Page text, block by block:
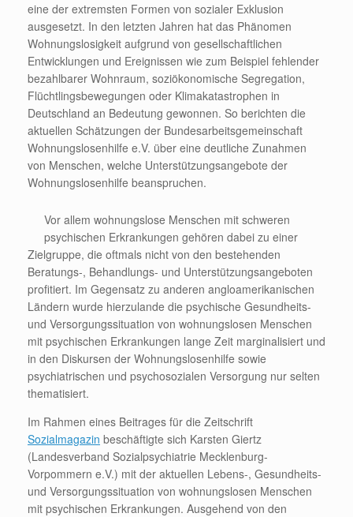
eine der extremsten Formen von sozialer Exklusion
ausgesetzt. In den letzten Jahren hat das Phänomen
Wohnungslosigkeit aufgrund von gesellschaftlichen
Entwicklungen und Ereignissen wie zum Beispiel fehlender
bezahlbarer Wohnraum, soziökonomische Segregation,
Flüchtlingsbewegungen oder Klimakatastrophen in
Deutschland an Bedeutung gewonnen. So berichten die
aktuellen Schätzungen der Bundesarbeitsgemeinschaft
Wohnungslosenhilfe e.V. über eine deutliche Zunahmen
von Menschen, welche Unterstützungsangebote der
Wohnungslosenhilfe beanspruchen.
Vor allem wohnungslose Menschen mit schweren
psychischen Erkrankungen gehören dabei zu einer
Zielgruppe, die oftmals nicht von den bestehenden
Beratungs-, Behandlungs- und Unterstützungsangeboten
profitiert. Im Gegensatz zu anderen angloamerikanischen
Ländern wurde hierzulande die psychische Gesundheits-
und Versorgungssituation von wohnungslosen Menschen
mit psychischen Erkrankungen lange Zeit marginalisiert und
in den Diskursen der Wohnungslosenhilfe sowie
psychiatrischen und psychosozialen Versorgung nur selten
thematisiert.
Im Rahmen eines Beitrages für die Zeitschrift
Sozialmagazin beschäftigte sich Karsten Giertz
(Landesverband Sozialpsychiatrie Mecklenburg-
Vorpommern e.V.) mit der aktuellen Lebens-, Gesundheits-
und Versorgungssituation von wohnungslosen Menschen
mit psychischen Erkrankungen. Ausgehend von den